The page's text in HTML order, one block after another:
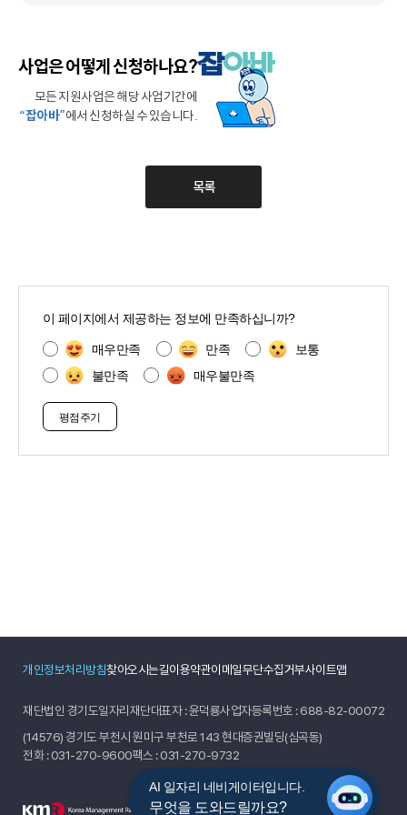
사업은 어떻게 신청하나요?
모든 지원사업은 해당 사업기간에
“잡아바”에서 신청하실 수 있습니다.
목록
이 페이지에서 제공하는 정보에 만족하십니까?
매우만족 만족
보통
불만족
매우불만족
개인정보처리방침찾아오시는길이용약관이메일무단수집거부사이트맵
재단법인 경기도일자리재단대표자 : 윤덕룡사업자등록번호 : 688-82-00072
(14576) 경기도 부천시 원미구 부천로 143 현대증권빌딩(심곡동)
전화 :031-270-9600팩스 : 031-270-9732
AI 일자리 네비게이터입니다.
무엇을 도와드릴까요?